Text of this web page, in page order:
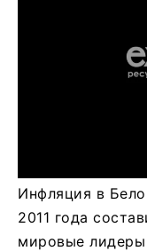
Инфляция в
2011 года
мировые лидеры